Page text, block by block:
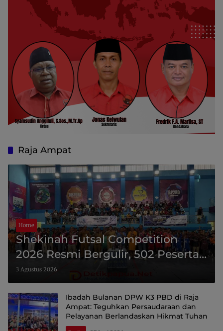
Raja Ampat
Home
Shekinah Futsal Competition
2026 Resmi Bergulir, 502 Peserta
Ramaikan Turnamen Pembinaan
Generasi Muda Raja Ampat
3 Agustus 2026
Ibadah Bulanan DPW K3 PBD di Raja
Ampat: Teguhkan Persaudaraan dan
Pelayanan Berlandaskan Hikmat Tuhan